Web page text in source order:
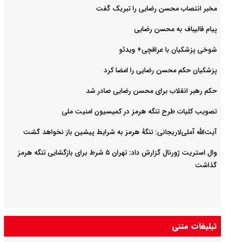
مخبر انتصاب محسن رضایی را تبریک گفت
پیام قالیباف به محسن رضایی
شوخی پزشکیان با عراقچی+ ویدئو
پزشکیان حکم محسن رضایی را امضا کرد
حکم رهبر انقلاب برای محسن رضایی صادر شد
تصویب کلیات طرح تنگه هرمز در کمیسیون امنیت ملی
آیت‌الله آملی‌لاریجانی: تنگهٔ هرمز به شرایط پیشین باز نخواهد گشت
وال استریت ژورنال گزارش داد: تهران ۵ شرط برای بازگشایی تنگه هرمز
گذاشت
تبلیغات متنی